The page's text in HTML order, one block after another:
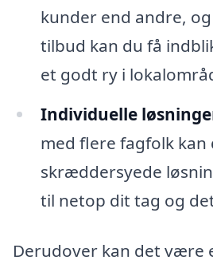
kunder end andre,
tilbud kan du få
et godt ry i
Individuelle
med flere fagfolk kan
skræddersyede
til netop dit tag og
Derudover kan det være